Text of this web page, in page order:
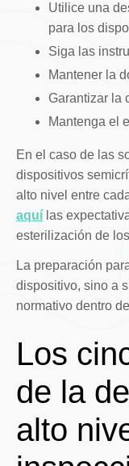
Utilice una
para los
Siga las
Mantener la
Garantizar la
Mantenga el
En el caso de las
dispositivos
alto nivel entre
aquílas
esterilización de
La preparación
dispositivo, sino a
normativo dentro
Los
de la
alto